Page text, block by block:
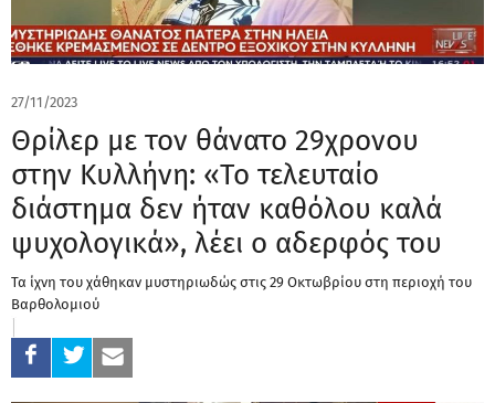
27/11/2023
Θρίλερ με τον θάνατο 29χρονου
στην Κυλλήνη: «Το τελευταίο
διάστημα δεν ήταν καθόλου καλά
ψυχολογικά», λέει ο αδερφός του
Τα ίχνη του χάθηκαν μυστηριωδώς στις 29 Οκτωβρίου στη περιοχή του
Βαρθολομιού